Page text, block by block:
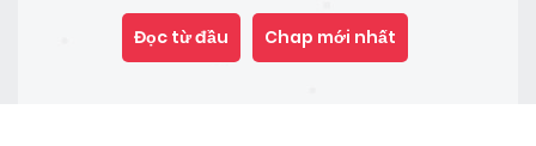
Đọc từ đầu Chap mới nhất